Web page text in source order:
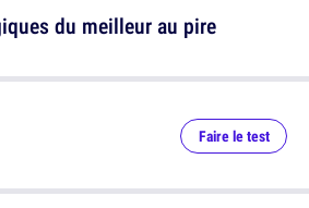
du meilleur au pire
Faire le test